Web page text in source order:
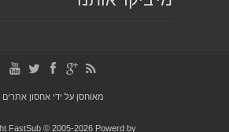
מאוחסן על ידיאחסון אתרים
FastSub © 2005-2026 Powerd by